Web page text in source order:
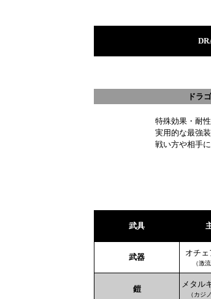
ドラ
特殊効果・耐
実用的な最強
戦い方や相手
武具
武器 オチェ
（激
鎧
メタル
（カジ